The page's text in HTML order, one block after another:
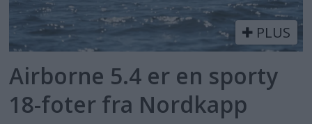
PLUS
Airborne 5.4 er en sporty
18-foter fra Nordkapp